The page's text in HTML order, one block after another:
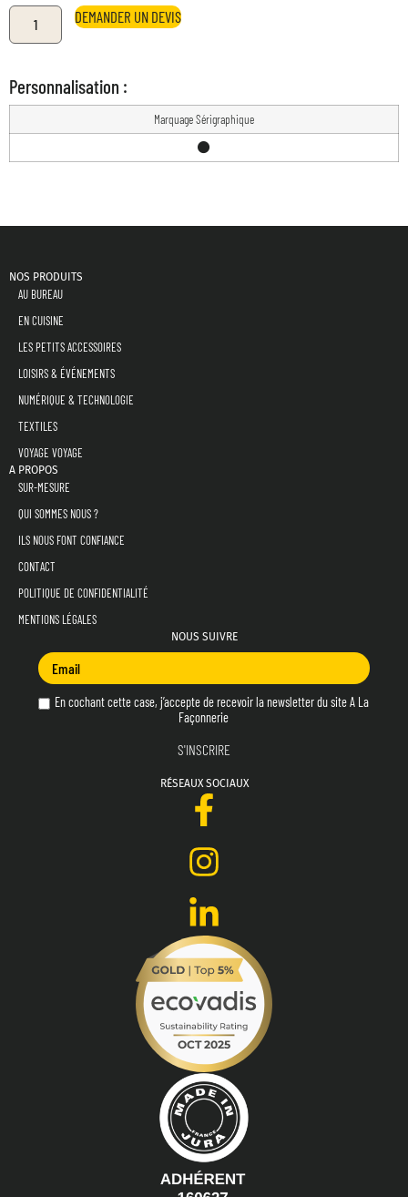
DEMANDER UN DEVIS
Personnalisation :
Marquage Sérigraphique
NOS PRODUITS
AU BUREAU
EN CUISINE
LES PETITS ACCESSOIRES
LOISIRS & ÉVÉNEMENTS
NUMÉRIQUE & TECHNOLOGIE
TEXTILES
VOYAGE VOYAGE
A PROPOS
SUR-MESURE
QUI SOMMES NOUS ?
ILS NOUS FONT CONFIANCE
CONTACT
POLITIQUE DE CONFIDENTIALITÉ
MENTIONS LÉGALES
NOUS SUIVRE
En cochant cette case, j’accepte de recevoir la newsletter du site A La
Façonnerie
RÉSEAUX SOCIAUX